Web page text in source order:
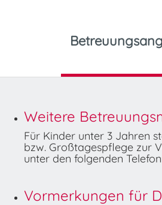
Weitere
Für Kinder unter 3 Jahren
bzw. Großtagespflege zur
unter den folgenden
Vormerkungen für